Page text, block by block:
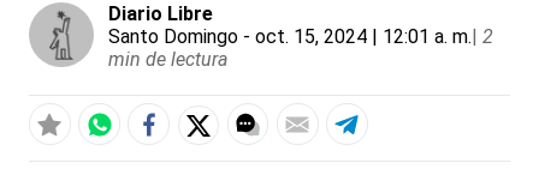
Diario Libre
Santo Domingo - oct. 15, 2024 | 12:01 a. m.| 2
min de lectura